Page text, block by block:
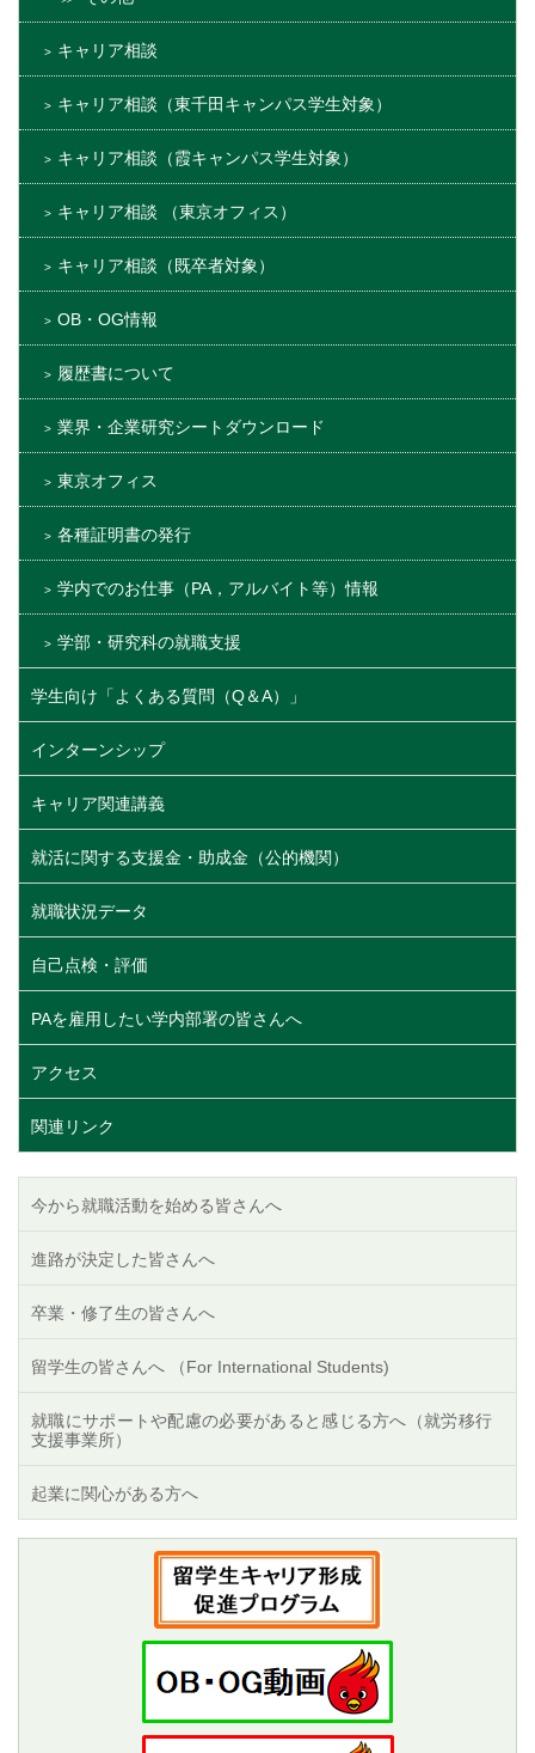
キャリア相談
キャリア相談（東千田キャンパス学生対象）
キャリア相談（霞キャンパス学生対象）
キャリア相談 （東京オフィス）
キャリア相談（既卒者対象）
OB・OG情報
履歴書について
業界・企業研究シートダウンロード
東京オフィス
各種証明書の発行
学内でのお仕事（PA，アルバイト等）情報
学部・研究科の就職支援
学生向け「よくある質問（Q＆A）」
インターンシップ
キャリア関連講義
就活に関する支援金・助成金（公的機関）
就職状況データ
自己点検・評価
PAを雇用したい学内部署の皆さんへ
アクセス
関連リンク
今から就職活動を始める皆さんへ
進路が決定した皆さんへ
卒業・修了生の皆さんへ
留学生の皆さんへ （For International Students)
就職にサポートや配慮の必要があると感じる方へ（就労移行
支援事業所）
起業に関心がある方へ